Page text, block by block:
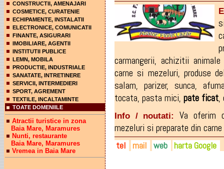
CONSTRUCTII, AMENAJARI
COSMETICE, CURATENIE
ECHIPAMENTE, INSTALATII
ELECTRONICE, COMUNICATII
FINANTE, ASIGURARI
IMOBILIARE, AGENTII
INSTITUTII PUBLICE
LEMN, MOBILA
PRODUCTIE, INDUSTRIALE
SANATATE, INTRETINERE
SERVICII, INTERMEDIERI
SPORT, AGREMENT
TEXTILE, INCALTAMINTE
TOATE DOMENIILE
Atractii turistice in zona
Baia Mare, Maramures
Nunti, restaurante
Baia Mare, Maramures
Vremea in Baia Mare
carmangerii, achizitii animale
carne si mezeluri, produse
salam,parizer,sunca,
tocata, pasta mici, pate ficat,
Info / noutati:Va oferim
mezeluri si preparate din
tel mail web harta Google